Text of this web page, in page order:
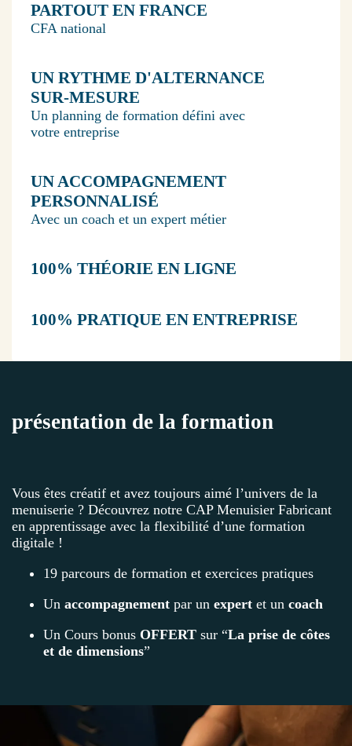
PARTOUT EN FRANCE
CFA national
UN RYTHME D'ALTERNANCE
SUR-MESURE
Un planning de formation défini avec
votre entreprise
UN ACCOMPAGNEMENT
PERSONNALISÉ
Avec un coach et un expert métier
100% THÉORIE EN LIGNE
100% PRATIQUE EN ENTREPRISE
présentation de la formation
Vous êtes créatif et avez toujours aimé l’univers de la
menuiserie ? Découvrez notre CAP Menuisier Fabricant
en apprentissage avec la flexibilité d’une formation
digitale !
19 parcours de formation et exercices pratiques
Un accompagnement par un expert et un coach
Un Cours bonus OFFERT sur “La prise de côtes
et de dimensions”